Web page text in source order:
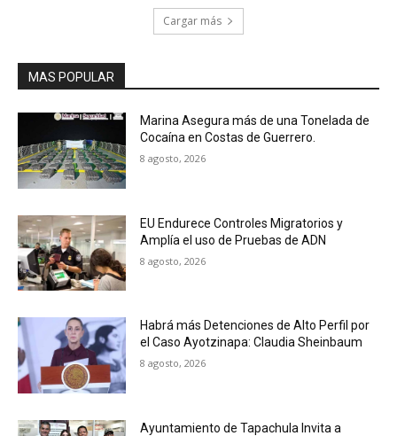
Cargar más
MAS POPULAR
Marina Asegura más de una Tonelada de
Cocaína en Costas de Guerrero.
8 agosto, 2026
EU Endurece Controles Migratorios y
Amplía el uso de Pruebas de ADN
8 agosto, 2026
Habrá más Detenciones de Alto Perfil por
el Caso Ayotzinapa: Claudia Sheinbaum
8 agosto, 2026
Ayuntamiento de Tapachula Invita a